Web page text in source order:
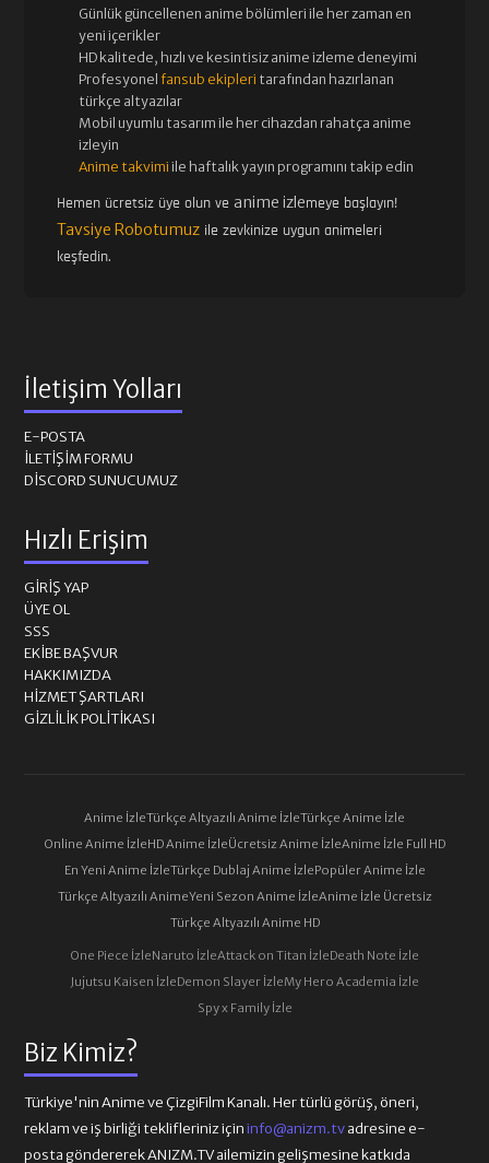
Günlük güncellenen anime bölümleri ile her zaman en
yeni içerikler
HD kalitede, hızlı ve kesintisiz anime izleme deneyimi
Profesyonelfansub ekipleri tarafından hazırlanan
türkçe altyazılar
Mobil uyumlu tasarım ile her cihazdan rahatça anime
izleyin
Anime takvimi ile haftalık yayın programını takip edin
Hemen ücretsiz üye olun ve anime izlemeye başlayın!
Tavsiye Robotumuz ile zevkinize uygun animeleri
keşfedin.
Biz Kimiz?
Türkiye'nin Anime ve ÇizgiFilm Kanalı. Her türlü görüş, öneri,
reklam ve iş birliği teklifleriniz içininfo@anizm.tvadresine e-
posta göndererek ANIZM.TV ailemizin gelişmesine katkıda
İletişim Yolları
E-POSTA
İLETIŞIM FORMU
DISCORD SUNUCUMUZ
Hızlı Erişim
GIRIŞ YAP
ÜYE OL
SSS
EKIBE BAŞVUR
HAKKIMIZDA
HIZMET ŞARTLARI
GIZLILIK POLITIKASI
Anime İzleTürkçe Altyazılı Anime İzleTürkçe Anime İzle
Online Anime İzleHD Anime İzleÜcretsiz Anime İzleAnime İzle Full HD
En Yeni Anime İzleTürkçe Dublaj Anime İzlePopüler Anime İzle
Türkçe Altyazılı AnimeYeni Sezon Anime İzleAnime İzle Ücretsiz
Türkçe Altyazılı Anime HD
One Piece İzleNaruto İzleAttack on Titan İzleDeath Note İzle
Jujutsu Kaisen İzleDemon Slayer İzleMy Hero Academia İzle
Spy x Family İzle